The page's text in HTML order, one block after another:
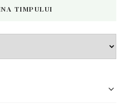
TIMPULUI